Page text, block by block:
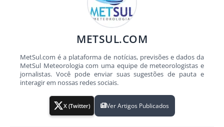
METSUL.COM
MetSul.com é a plataforma de notícias, previsões e dados da
MetSul Meteorologia com uma equipe de meteorologistas e
jornalistas. Você pode enviar suas sugestões de pauta e
interagir em nossas redes sociais.
X (Twitter) Ver Artigos Publicados